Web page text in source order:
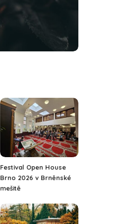
Festival Open House
Brno 2026 v Brněnské
mešitě